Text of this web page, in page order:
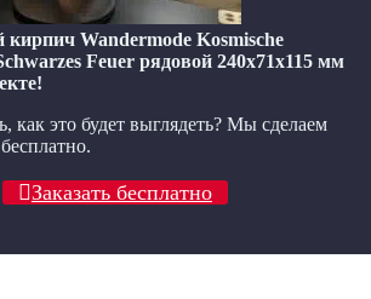
Wandermode Kosmische
Feuer рядовой 240x71x115 мм
как это будет выглядеть? Мы сделаем
Заказать бесплатно